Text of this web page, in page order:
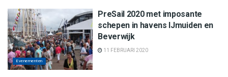
Evenementen
PreSail 2020 met imposante
schepen in havens IJmuiden en
Beverwijk
11 FEBRUARI 2020